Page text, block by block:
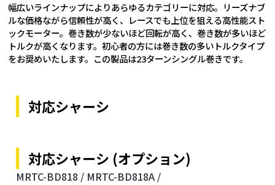
幅広いラインナップによりあらゆるカテゴリーに対応。リーズナブ
ルな価格ながら信頼性が高く、レースでも上位を狙える高性能スト
ックモーター。巻き数が少ないほど回転が高く、巻き数が多いほど
トルクが高くなります。初心者の方には巻き数の多いトルクタイプ
をお奨めいたします。この製品は23ターンシングル巻きです。
対応シャーシ
対応シャーシ (オプション)
MRTC-BD818 / MRTC-BD818A /